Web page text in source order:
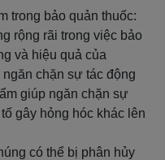
trong bảo quản thuốc:
rộng rãi trong việc bảo
và hiệu quả của
chặn sự tác động
giúp ngăn chặn sự
gây hỏng hóc khác lên
có thể bị phân hủy